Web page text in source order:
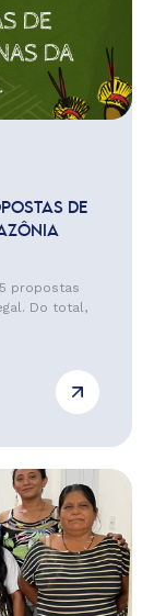
DE
propostas
Do total,